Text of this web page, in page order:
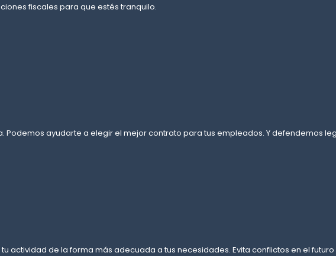
fiscales para que estés tranquilo.
Podemos ayudarte a elegir el mejor contrato para tus empleados. Y defendemos
actividad de la forma más adecuada a tus necesidades. Evita conflictos en el